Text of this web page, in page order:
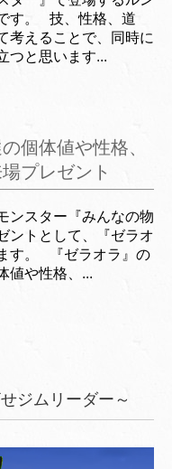
す。 技、性格、道
考えることで、同時に
つと思います...
個体値や性格、
プレゼント
ンスター『みんなの物
ントとして、『ゼラオ
す。 『ゼラオラ』の
値や性格、...
ジムリーダー～